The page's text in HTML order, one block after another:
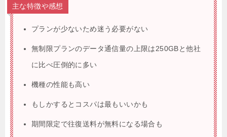
主な特徴や感想
プランが少ないため迷う必要がない
無制限プランのデータ通信量の上限は250GBと他社
に比べ圧倒的に多い
機種の性能も高い
もしかするとコスパは最もいいかも
期間限定で往復送料が無料になる場合も